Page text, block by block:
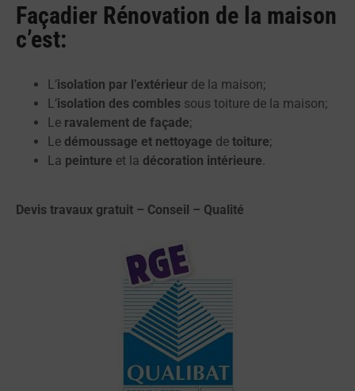
Façadier Rénovation de la maison
c’est:
L’isolation par l’extérieur de la maison;
L’isolation des combles sous toiture de la maison;
Le ravalement de façade;
Le démoussage et nettoyage de toiture;
La peinture et la décoration intérieure.
Devis travaux gratuit – Conseil – Qualité